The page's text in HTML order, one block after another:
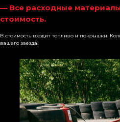
— Все расходные
стоимость.
В стоимость входит топливо и покрышки.
вашего заезда!